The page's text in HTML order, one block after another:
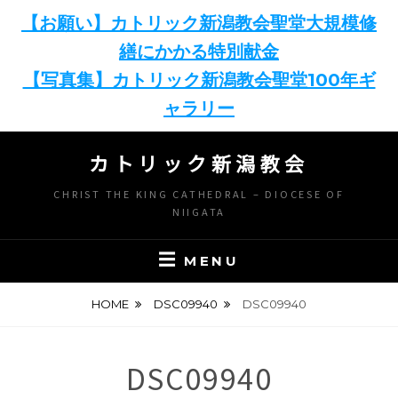
【お願い】カトリック新潟教会聖堂大規模修
繕にかかる特別献金
【写真集】カトリック新潟教会聖堂100年ギ
ャラリー
content
カトリック新潟教会
CHRIST THE KING CATHEDRAL – DIOCESE OF
NIIGATA
MENU
HOME DSC09940 DSC09940
DSC09940